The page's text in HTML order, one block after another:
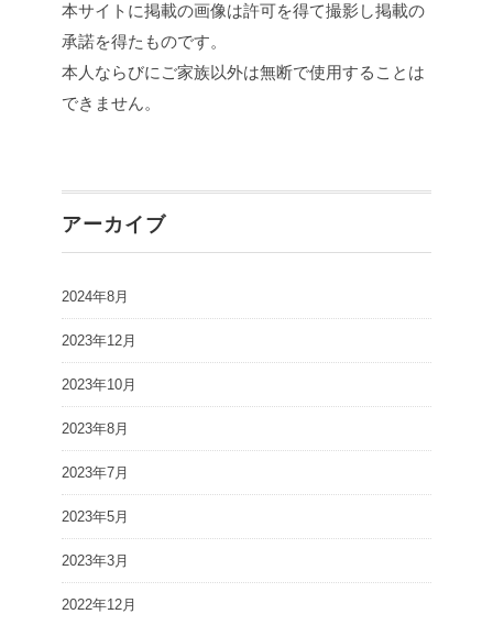
本サイトに掲載の画像は許可を得て撮影し掲載の
承諾を得たものです。
本人ならびにご家族以外は無断で使用することは
できません。
アーカイブ
2024年8月
2023年12月
2023年10月
2023年8月
2023年7月
2023年5月
2023年3月
2022年12月